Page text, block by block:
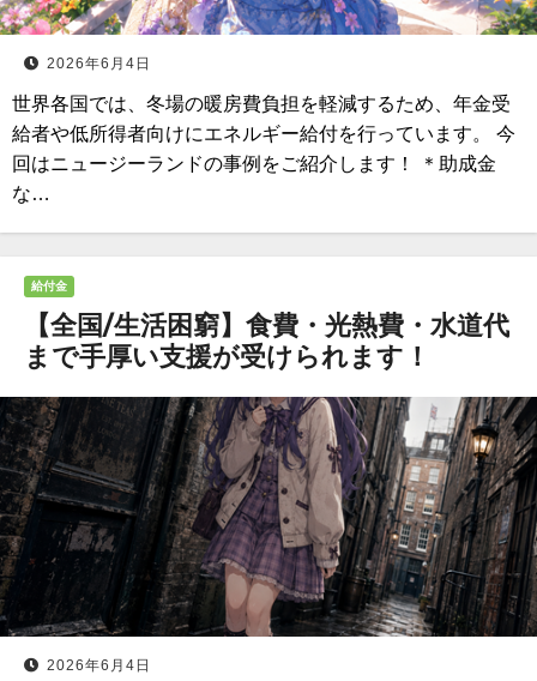
2026年6月4日
世界各国では、冬場の暖房費負担を軽減するため、年金受
給者や低所得者向けにエネルギー給付を行っています。 今
回はニュージーランドの事例をご紹介します！ ＊助成金
な…
給付金
【全国/生活困窮】食費・光熱費・水道代
まで手厚い支援が受けられます！
2026年6月4日